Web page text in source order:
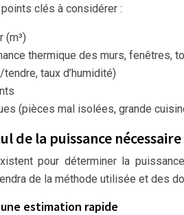
clés à considérer :
(m³)
thermique des murs, fenêtres,
taux d’humidité)
(pièces mal isolées, grande
de la puissance
pour déterminer la
de la méthode utilisée et des
estimation rapide